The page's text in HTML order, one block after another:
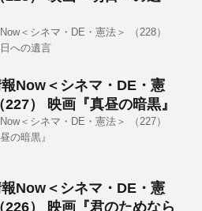
＜シネマ・DE・憲法＞ （228）
への遺言
Now＜シネマ・DE・憲
227） 映画『真昼の暗黒』
＜シネマ・DE・憲法＞ （227）
の暗黒』
Now＜シネマ・DE・憲
226） 映画『君のためなら